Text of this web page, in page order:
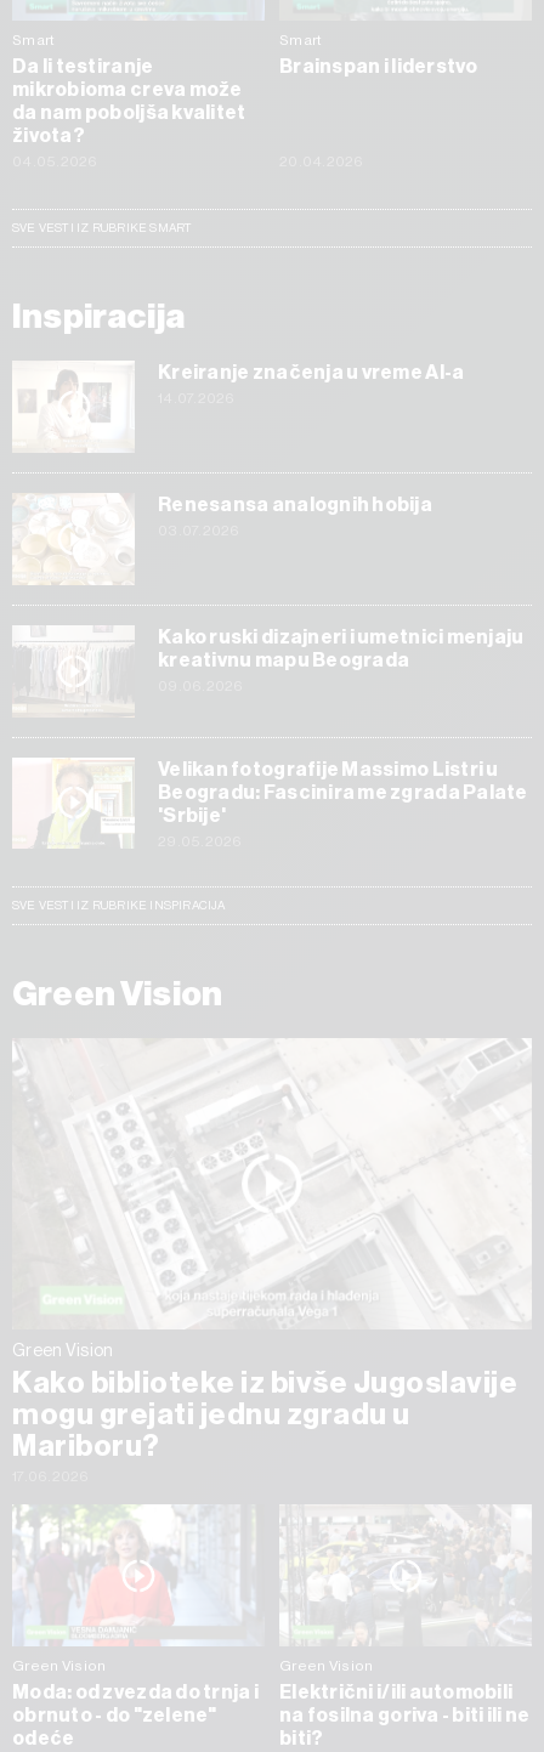
Smart
Da li testiranje
mikrobioma creva može
da nam poboljša kvalitet
života?
Smart
Brainspan i liderstvo
SVE VESTI IZ RUBRIKE SMART
Inspiracija
Kreiranje značenja u vreme AI-a
Renesansa analognih hobija
Kako ruski dizajneri i umetnici menjaju
kreativnu mapu Beograda
Velikan fotografije Massimo Listri u
Beogradu: Fascinira me zgrada Palate
'Srbije'
SVE VESTI IZ RUBRIKE INSPIRACIJA
Green Vision
Green Vision
Kako biblioteke iz bivše Jugoslavije
mogu grejati jednu zgradu u
Mariboru?
Green Vision
Moda: od zvezda do trnja i
obrnuto - do "zelene"
odeće
Green Vision
Električni i/ili automobili
na fosilna goriva - biti ili ne
biti?